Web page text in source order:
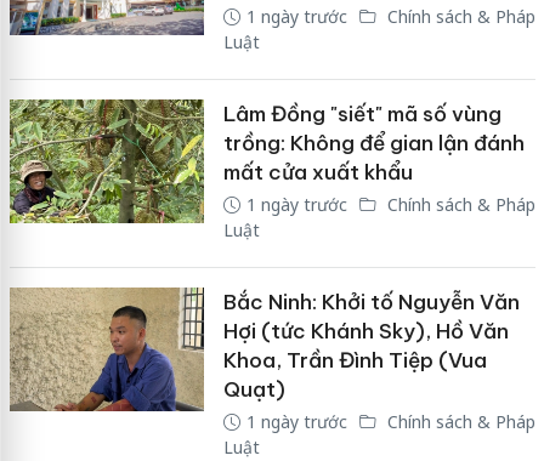
1 ngày trước
Chính sách & Pháp
Luật
Lâm Đồng "siết" mã số vùng
trồng: Không để gian lận đánh
mất cửa xuất khẩu
1 ngày trước
Chính sách & Pháp
Luật
Bắc Ninh: Khởi tố Nguyễn Văn
Hợi (tức Khánh Sky), Hồ Văn
Khoa, Trần Đình Tiệp (Vua
Quạt)
1 ngày trước
Chính sách & Pháp
Luật